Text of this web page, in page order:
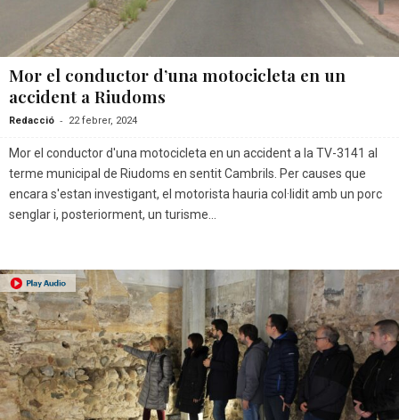
Mor el conductor d’una motocicleta en un
accident a Riudoms
Redacció - 22 febrer, 2024
Mor el conductor d'una motocicleta en un accident a la TV-3141 al
terme municipal de Riudoms en sentit Cambrils. Per causes que
encara s'estan investigant, el motorista hauria col·lidit amb un porc
senglar i, posteriorment, un turisme...